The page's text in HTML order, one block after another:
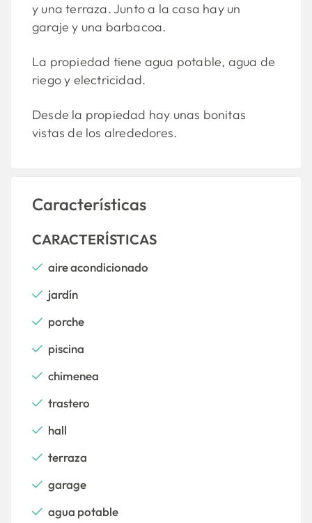
y una terraza. Junto a la casa hay un
garaje y una barbacoa.
La propiedad tiene agua potable, agua de
riego y electricidad.
Desde la propiedad hay unas bonitas
vistas de los alrededores.
Características
CARACTERÍSTICAS
aire acondicionado
jardín
porche
piscina
chimenea
trastero
hall
terraza
garage
agua potable